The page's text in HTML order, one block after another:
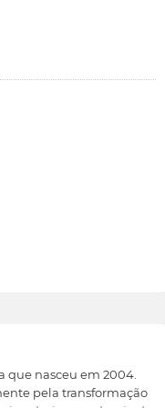
que nasceu em 2004.
pela transformação